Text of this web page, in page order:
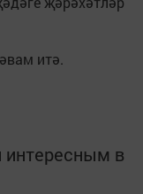
итә.
в